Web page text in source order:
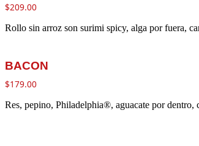
$209.00
Rollo sin arroz son surimi spicy, alga por fuera,
BACON
$179.00
Res, pepino, Philadelphia®, aguacate por dentro,